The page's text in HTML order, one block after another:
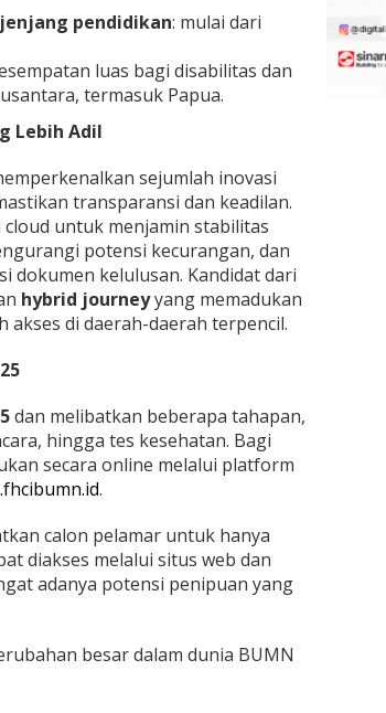
jenjang pendidikan: mulai dari
luas bagi disabilitas dan
termasuk Papua.
Lebih Adil
sejumlah inovasi
transparansi dan keadilan.
untuk menjamin stabilitas
potensi kecurangan, dan
dokumen kelulusan. Kandidat dari
hybrid journeyyang memadukan
di daerah-daerah terpencil.
dan melibatkan beberapa tahapan,
hingga tes kesehatan. Bagi
secara online melalui platform
.
calon pelamar untuk hanya
diakses melalui situs web dan
adanya potensi penipuan yang
besar dalam dunia BUMN